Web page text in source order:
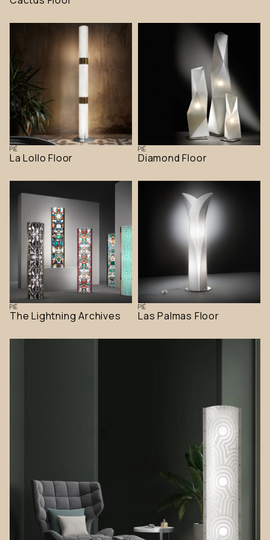
PIÉ
La Lollo Floor
PIÉ
Diamond Floor
PIÉ
The Lightning Archives
PIÉ
Las Palmas Floor